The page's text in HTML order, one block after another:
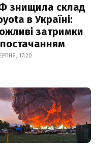
знищила склад
в Україні:
затримки
17:20